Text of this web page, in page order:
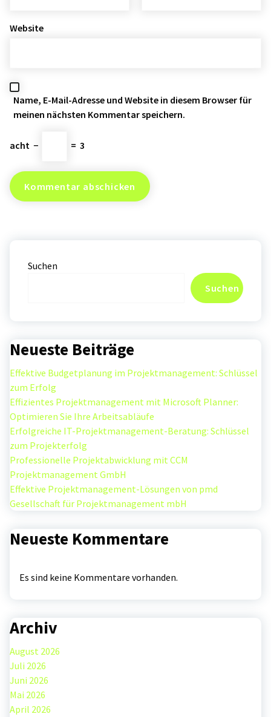
Website
Name, E-Mail-Adresse und Website in diesem Browser für
meinen nächsten Kommentar speichern.
acht − = 3
Suchen
Suchen
Neueste Beiträge
Effektive Budgetplanung im Projektmanagement: Schlüssel
zum Erfolg
Effizientes Projektmanagement mit Microsoft Planner:
Optimieren Sie Ihre Arbeitsabläufe
Erfolgreiche IT-Projektmanagement-Beratung: Schlüssel
zum Projekterfolg
Professionelle Projektabwicklung mit CCM
Projektmanagement GmbH
Effektive Projektmanagement-Lösungen von pmd
Gesellschaft für Projektmanagement mbH
Neueste Kommentare
Es sind keine Kommentare vorhanden.
Archiv
August 2026
Juli 2026
Juni 2026
Mai 2026
April 2026